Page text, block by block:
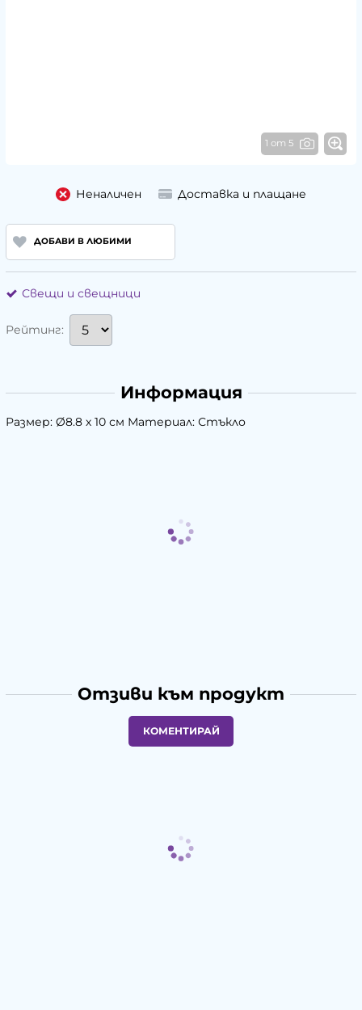
1 от 5
Неналичен Доставка и плащане
ДОБАВИ В ЛЮБИМИ
Свещи и свещници
Рейтинг:
Информация
Размер: Ø8.8 х 10 см Материал: Стъкло
Отзиви към продукт
КОМЕНТИРАЙ